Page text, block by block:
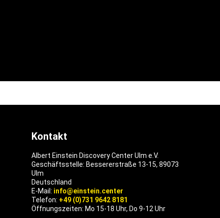
Kontakt
Albert Einstein Discovery Center Ulm e.V.
Geschäftsstelle: Bessererstraße 13-15, 89073
Ulm
Deutschland
E-Mail: info@einstein.center
Telefon: +49 (0)731 9642 8181
Öffnungszeiten: Mo 15-18 Uhr, Do 9-12 Uhr